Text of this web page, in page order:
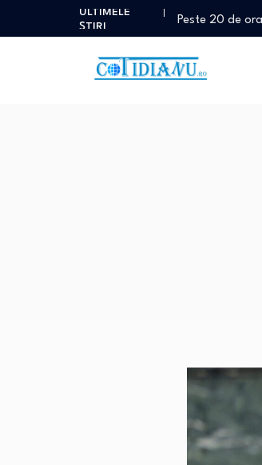
ULTIMELE
ȘTIRI
Peste 20 de
Decizie
Atac armat cu
Diana Șoșoacă
Atac armat cu
Diana
O fetiță de 3